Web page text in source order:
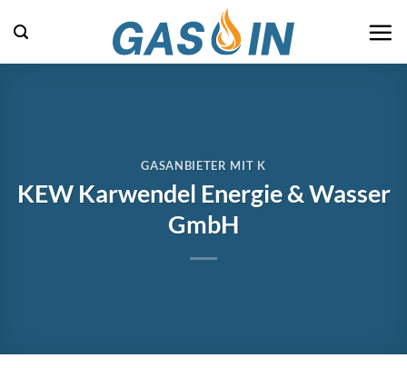
Inhalt
springen
GASANBIETER MIT K
KEW Karwendel Energie & Wasser
GmbH